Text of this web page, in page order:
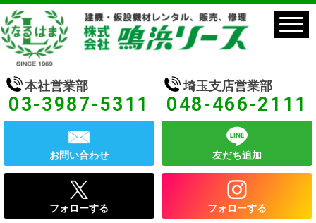
本社営業部
03-3987-5311
埼玉支店営業部
048-466-2111
お問い合わせ 友だち追加
フォローする フォローする